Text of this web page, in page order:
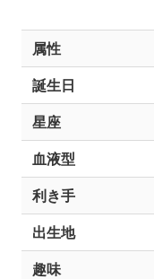
属性
誕生日
星座
血液型
利き手
出生地
趣味